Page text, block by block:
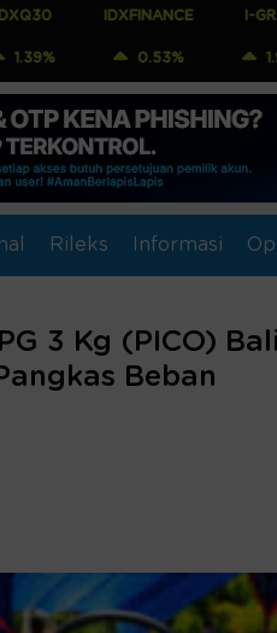
IDXFINANCE
0.53%
I-GRADE
1.90%
Rileks Informasi
3 Kg (PICO)
Beban